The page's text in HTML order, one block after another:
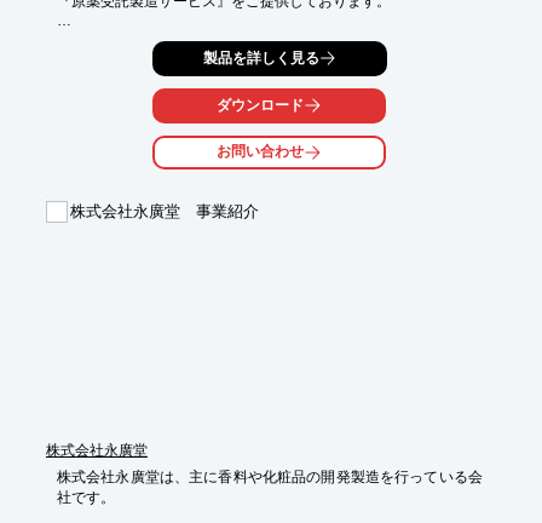
天然物をエキス化、精製、成分単離し
医薬品原料、化粧品原料、食品原料として供給することが可能。
また、合成分野でも、数多くの受託製造を手掛けており、経験と
積み重ねにより、これまでに様々な工業化の手法を確立してきま
■多種多様な天然物を収集するノウハウ及びシステムを確立
製品を詳しく見る
ダウンロード
お問い合わせ
株式会社永廣堂 事業紹介
株式会社永廣堂
株式会社永廣堂は、主に香料や化粧品の開発製造を行っている会
社です。